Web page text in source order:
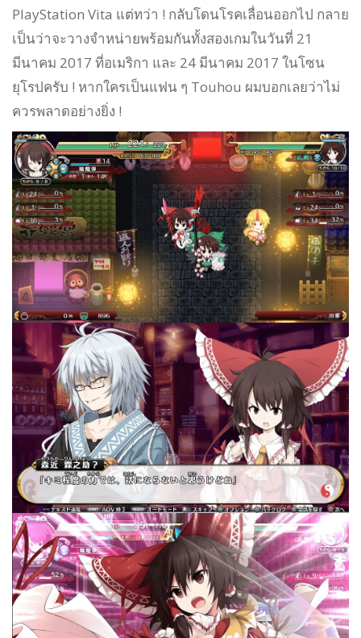
PlayStation Vita แต่ทว่า ! กลับโดนโรคเลื่อนออกไป กลาย
เป็นว่าจะวางจำหน่ายพร้อมกันทั้งสองเกมในวันที่ 21
มีนาคม 2017 ที่อเมริกา และ 24 มีนาคม 2017 ในโซน
ยุโรปครับ ! หากใครเป็นแฟน ๆ Touhou ผมบอกเลยว่าไม่
ควรพลาดอย่างยิ่ง !